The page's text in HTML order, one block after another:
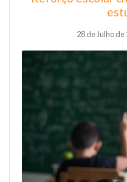
28 de Julho